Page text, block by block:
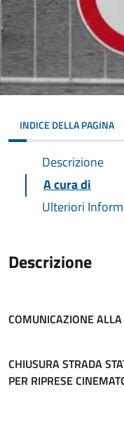
INDICE DELLA PAGINA
Descrizione
A cura di
Ulteriori
Descrizione
COMUNICAZIONE
CHIUSURA STRADA
PER RIPRESE